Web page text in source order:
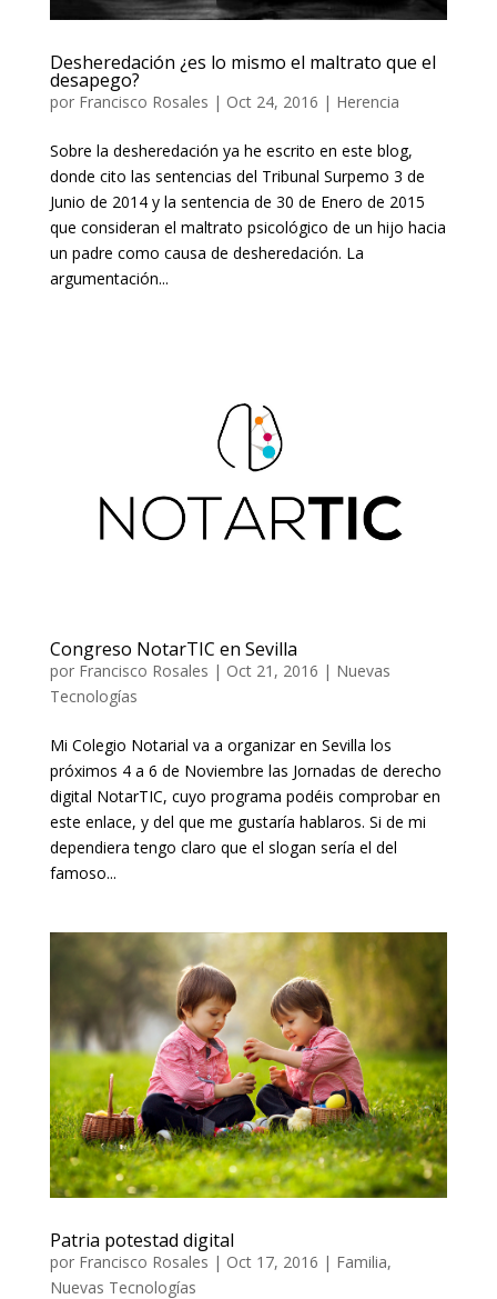
Desheredación ¿es lo mismo el maltrato que el
desapego?
por Francisco Rosales | Oct 24, 2016 | Herencia
Sobre la desheredación ya he escrito en este blog,
donde cito las sentencias del Tribunal Surpemo 3 de
Junio de 2014 y la sentencia de 30 de Enero de 2015
que consideran el maltrato psicológico de un hijo hacia
un padre como causa de desheredación. La
argumentación...
Congreso NotarTIC en Sevilla
por Francisco Rosales | Oct 21, 2016 | Nuevas
Tecnologías
Mi Colegio Notarial va a organizar en Sevilla los
próximos 4 a 6 de Noviembre las Jornadas de derecho
digital NotarTIC, cuyo programa podéis comprobar en
este enlace, y del que me gustaría hablaros. Si de mi
dependiera tengo claro que el slogan sería el del
famoso...
Patria potestad digital
por Francisco Rosales | Oct 17, 2016 | Familia,
Nuevas Tecnologías